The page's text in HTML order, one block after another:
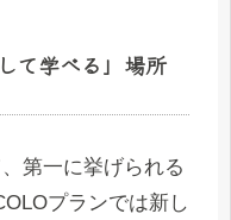
て学べる」場所
第一に挙げられる
プランでは新し